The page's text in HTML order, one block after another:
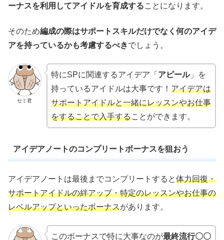
ーナスを利用してアイドルを育成することになります。
そのため編成の際はサポートスキルだけでなく何のアイデ
アを持っているかも考慮するべきでしょう。
セミ君
特にSPに関連するアイデア「 アピール」を
持っているアイドルは大事です！ アイデアは
サポートアイドルと一緒にレッスンやお仕事
をすることで入手することができます。
アイデアノートのコンプリートボーナスを狙おう
アイデアノートは最後までコンプリートすると体力回復・
サポートアイドルの絆アップ・特定のレッスンやお仕事の
レベルアップといったボーナスがあります。
このボーナスで特に大事なのが最終流行〇〇